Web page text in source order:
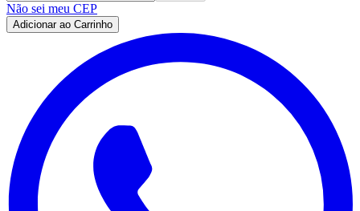
Não sei meu CEP
Adicionar ao Carrinho